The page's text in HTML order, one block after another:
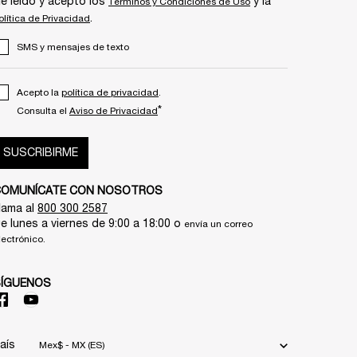
leído y acepto los Términos y Condiciones de Uso y la
de Privacidad.
SMS y mensajes de texto
Acepto la política de privacidad.
Consulta el Aviso de Privacidad*
SUSCRIBIRME
CON NOSOTROS
al 800 300 2587
lunes a viernes de 9:00 a 18:00 o envía un correo
Mex$ - MX (ES)